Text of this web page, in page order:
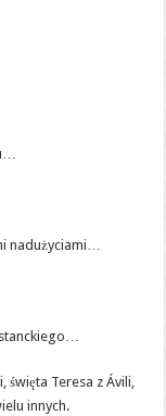
nadużyciami…
święta Teresa z Ávili,
innych.